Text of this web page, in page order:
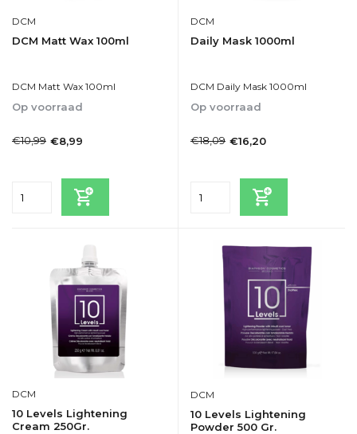
DCM
DCM Matt Wax 100ml
DCM Matt Wax 100ml
Op voorraad
€10,99 €8,99
DCM
Daily Mask 1000ml
DCM Daily Mask 1000ml
Op voorraad
€18,09 €16,20
DCM
10 Levels Lightening
Cream 250Gr.
DCM
10 Levels Lightening
Powder 500 Gr.